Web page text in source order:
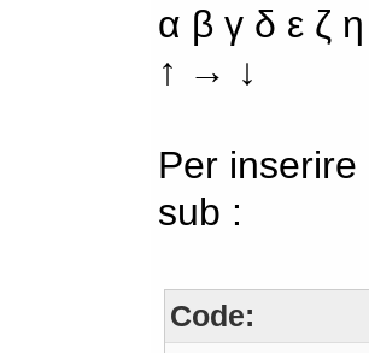
α β γ δ ε ζ
↑ → ↓
Per
sub :
Code: